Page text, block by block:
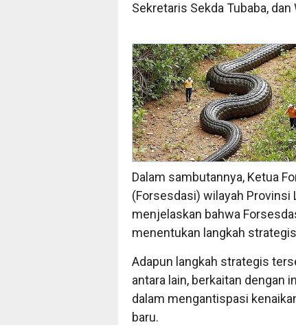
Sekretaris Sekda Tubaba,
Dalam sambutannya, Ketua
(Forsesdasi) wilayah Provinsi
menjelaskan bahwa
menentukan langkah
Adapun langkah strategis
antara lain, berkaitan dengan
dalam mengantispasi
baru.